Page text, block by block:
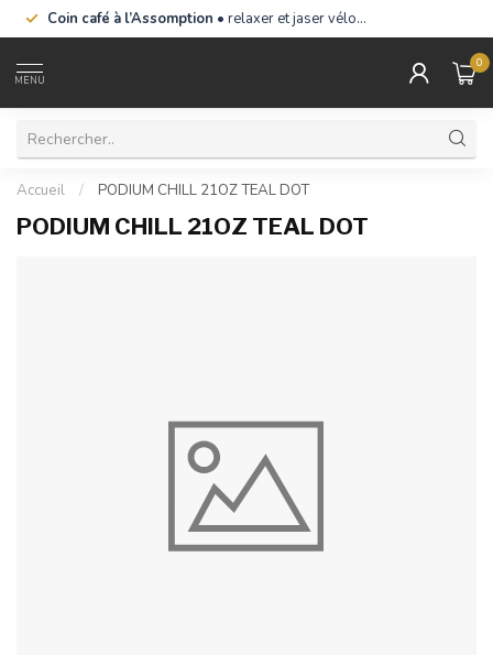
Coin café à l’Assomption • relaxer et jaser vélo…
MENU
0
Accueil / PODIUM CHILL 21OZ TEAL DOT
PODIUM CHILL 21OZ TEAL DOT